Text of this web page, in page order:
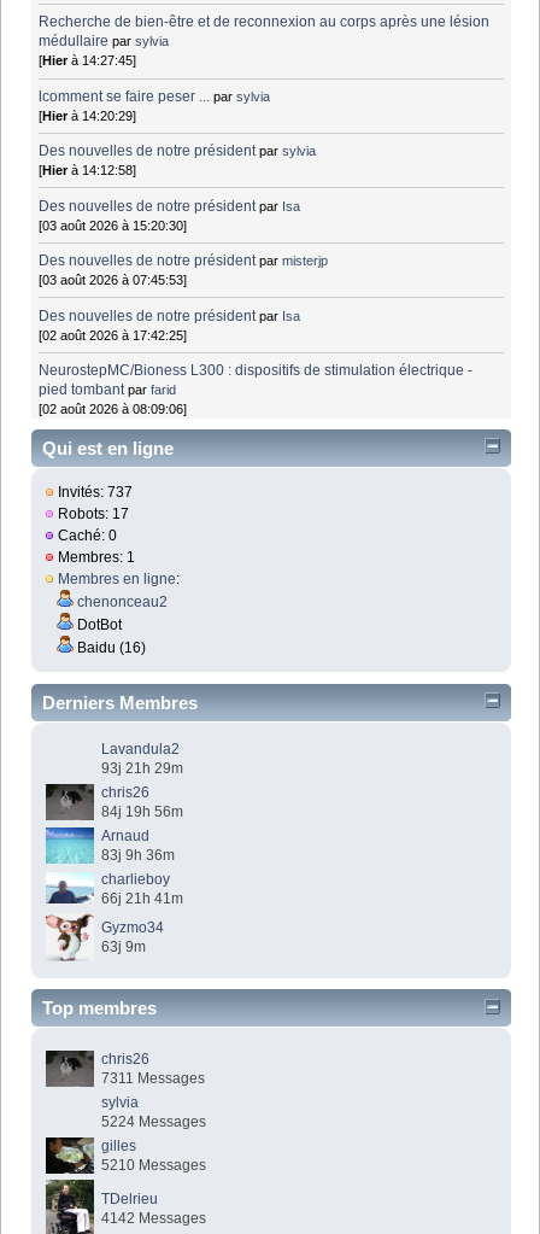
Recherche de bien-être et de reconnexion au corps après une lésion
médullaire parsylvia
[Hierà 14:27:45]
lcomment se faire peser ... parsylvia
[Hierà 14:20:29]
Des nouvelles de notre président parsylvia
[Hierà 14:12:58]
Des nouvelles de notre président par Isa
[03 août 2026 à 15:20:30]
Des nouvelles de notre président parmisterjp
[03 août 2026 à 07:45:53]
Des nouvelles de notre président par Isa
[02 août 2026 à 17:42:25]
NeurostepMC/Bioness L300 : dispositifs de stimulation électrique -
pied tombant parfarid
[02 août 2026 à 08:09:06]
Qui est en ligne
Invités: 737
Robots: 17
Caché: 0
Membres: 1
Membres en ligne:
chenonceau2
DotBot
Baidu (16)
Derniers Membres
Lavandula2
93j 21h 29m
chris26
84j 19h 56m
Arnaud
83j 9h 36m
charlieboy
66j 21h 41m
Gyzmo34
63j 9m
Top membres
chris26
7311 Messages
sylvia
5224 Messages
gilles
5210 Messages
TDelrieu
4142 Messages